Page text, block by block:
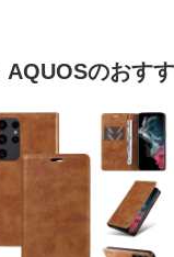
AQUOSのおす